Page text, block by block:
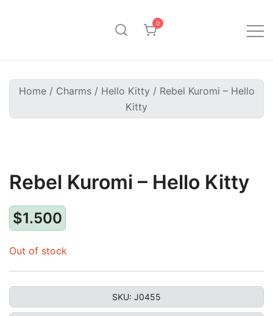
0
Home/ Charms/ Hello Kitty / Rebel Kuromi – Hello
Kitty
Rebel Kuromi – Hello Kitty
$1.500
Out of stock
SKU: J0455